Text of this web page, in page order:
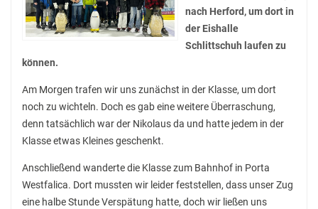
Sitzungen und Protokolle
Neue Fünftklässler*innen
Unsere Schule
Schule digital
Unterricht
Fächer
Unterrichtszeiten
nach Herford, um dort in
der Eishalle
Schlittschuh laufen zu
können.
Am Morgen trafen wir uns zunächst in der Klasse, um dort
noch zu wichteln. Doch es gab eine weitere Überraschung,
denn tatsächlich war der Nikolaus da und hatte jedem in der
Klasse etwas Kleines geschenkt.
Anschließend wanderte die Klasse zum Bahnhof in Porta
Westfalica. Dort mussten wir leider feststellen, dass unser Zug
eine halbe Stunde Verspätung hatte, doch wir ließen uns